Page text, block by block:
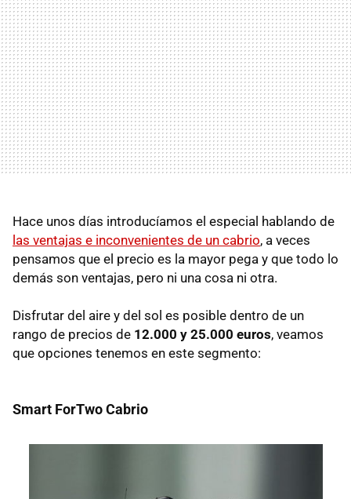
Hace unos días introducíamos el especial hablando de
las ventajas e inconvenientes de un cabrio, a veces
pensamos que el precio es la mayor pega y que todo lo
demás son ventajas, pero ni una cosa ni otra.
Disfrutar del aire y del sol es posible dentro de un
rango de precios de 12.000 y 25.000 euros, veamos
que opciones tenemos en este segmento:
Smart ForTwo Cabrio